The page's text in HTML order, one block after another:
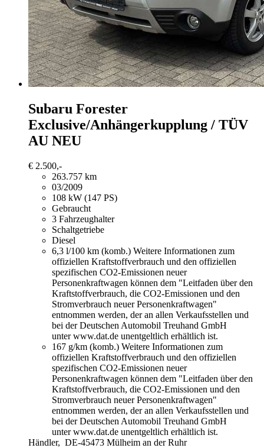
Subaru Forester
Exclusive/Anhängerkupplung / TÜV
AU NEU
€ 2.500,-
263.757 km
03/2009
108 kW (147 PS)
Gebraucht
3 Fahrzeughalter
Schaltgetriebe
Diesel
6,3 l/100 km (komb.) Weitere Informationen zum
offiziellen Kraftstoffverbrauch und den offiziellen
spezifischen CO2-Emissionen neuer
Personenkraftwagen können dem "Leitfaden über den
Kraftstoffverbrauch, die CO2-Emissionen und den
Stromverbrauch neuer Personenkraftwagen"
entnommen werden, der an allen Verkaufsstellen und
bei der Deutschen Automobil Treuhand GmbH
unter www.dat.de unentgeltlich erhältlich ist.
167 g/km (komb.) Weitere Informationen zum
offiziellen Kraftstoffverbrauch und den offiziellen
spezifischen CO2-Emissionen neuer
Personenkraftwagen können dem "Leitfaden über den
Kraftstoffverbrauch, die CO2-Emissionen und den
Stromverbrauch neuer Personenkraftwagen"
entnommen werden, der an allen Verkaufsstellen und
bei der Deutschen Automobil Treuhand GmbH
unter www.dat.de unentgeltlich erhältlich ist.
Händler, DE-45473 Mülheim an der Ruhr